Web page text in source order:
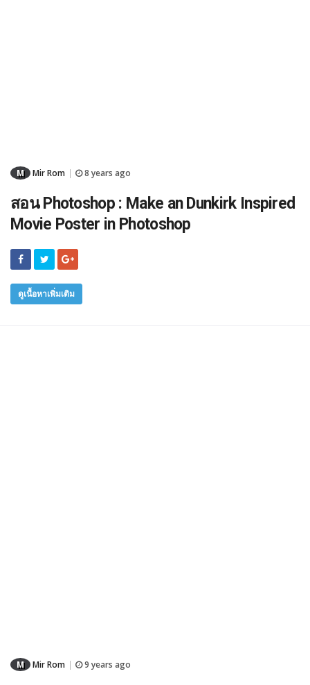
M Mir Rom 8 years ago
สอน Photoshop : Make an Dunkirk Inspired
Movie Poster in Photoshop
ดูเนื้อหาเพิ่มเติม
M Mir Rom 9 years ago